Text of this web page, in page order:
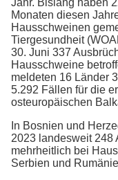
Jahr. Bislang haben
Monaten diesen
Hausschweinen
Tiergesundheit
30. Juni 337
Hausschweine
meldeten 16 Länder
5.292 Fällen für die
osteuropäischen
In Bosnien und
2023 landesweit 248
mehrheitlich bei
Serbien und